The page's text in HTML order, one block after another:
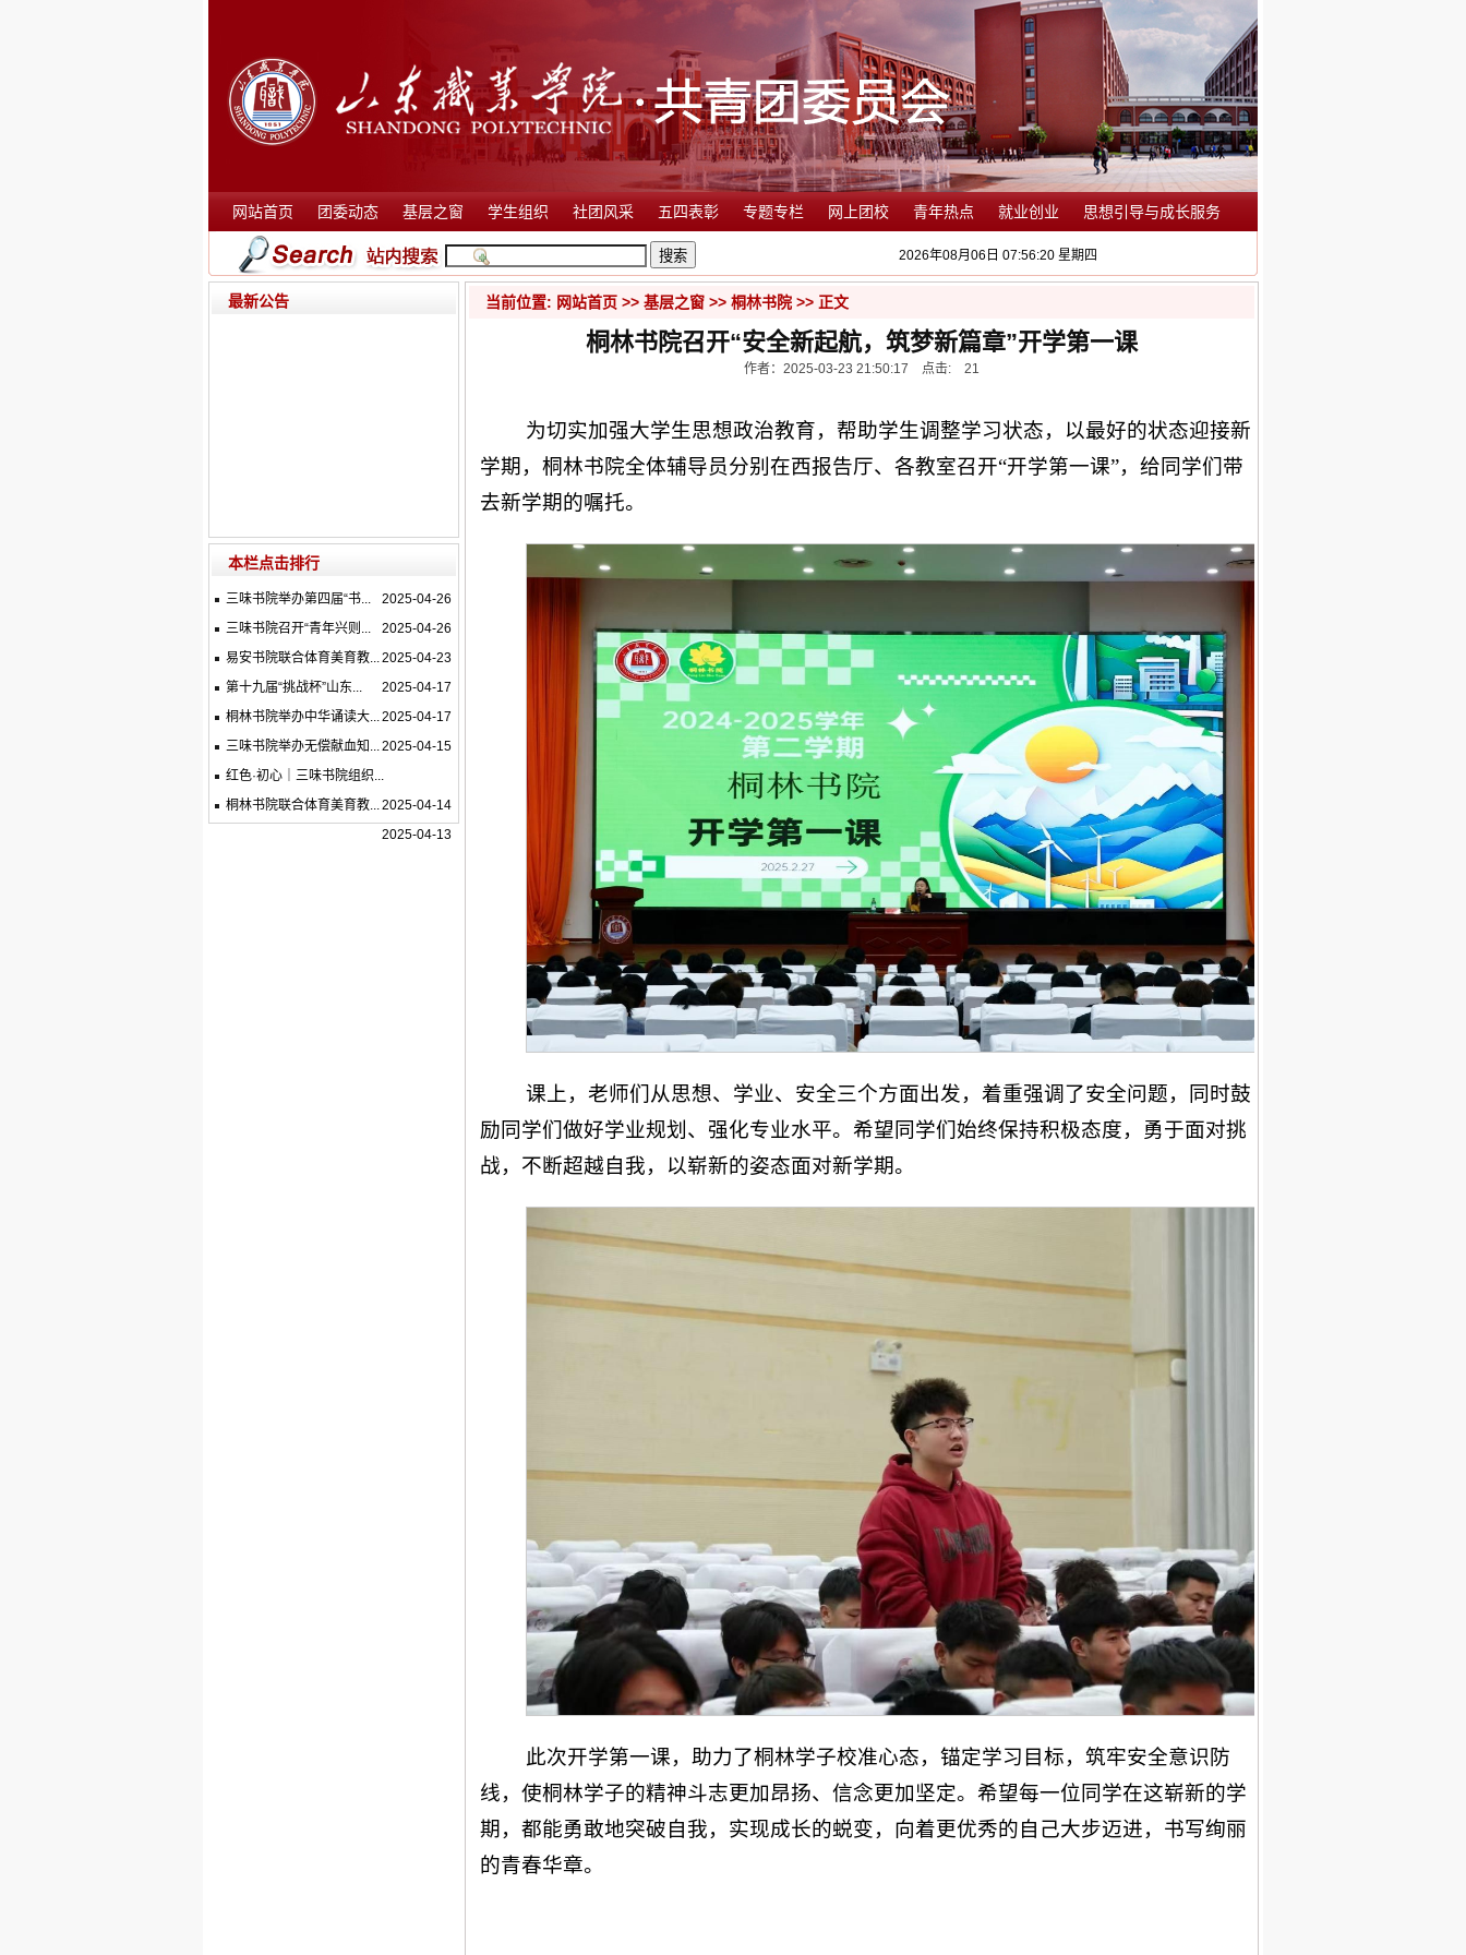
网站首页 团委动态 基层之窗 学生组织 社团风采 五四表彰 专题专栏 网上团校 青年热点 就业创业 思想引导与成长服务
2026年08月06日 07:56:21 星期四
最新公告
本栏点击排行
三味书院举办第四届“书...
2025-04-26
三味书院召开“青年兴则...
2025-04-26
易安书院联合体育美育教...2025-04-23
第十九届“挑战杯”山东...
2025-04-17
桐林书院举办中华诵读大...2025-04-17
三味书院举办无偿献血知...2025-04-15
红色·初心｜三味书院组织...
2025-04-14
桐林书院联合体育美育教...
2025-04-13
当前位置: 网站首页 >> 基层之窗 >> 桐林书院 >> 正文
桐林书院召开“安全新起航，筑梦新篇章”开学第一课
作者：2025-03-23 21:50:17 点击: 21
为切实加强大学生思想政治教育，帮助学生调整学习状态，以最好的状态迎接新
学期，桐林书院全体辅导员分别在西报告厅、各教室召开“开学第一课”，给同学们带
去新学期的嘱托。
课上，老师们从思想、学业、安全三个方面出发，着重强调了安全问题，同时鼓
励同学们做好学业规划、强化专业水平。希望同学们始终保持积极态度，勇于面对挑
战，不断超越自我，以崭新的姿态面对新学期。
此次开学第一课，助力了桐林学子校准心态，锚定学习目标，筑牢安全意识防
线，使桐林学子的精神斗志更加昂扬、信念更加坚定。希望每一位同学在这崭新的学
期，都能勇敢地突破自我，实现成长的蜕变，向着更优秀的自己大步迈进，书写绚丽
的青春华章。